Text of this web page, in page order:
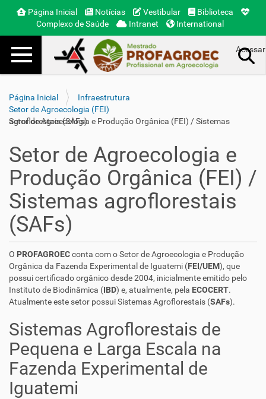
Página Inicial Notícias Vestibular
Biblioteca
Complexo de Saúde
Intranet International
Toggle navigation Acessar
Página Inicial
Infraestrutura
Setor de Agroecologia (FEI)
Setor de Agroecologia e Produção Orgânica (FEI) / Sistemas agroflorestais (SAFs)
Setor de Agroecologia e
Produção Orgânica (FEI) /
Sistemas agroflorestais
(SAFs)
O PROFAGROECconta com o Setor de Agroecologia e Produção
Orgânica da Fazenda Experimental de Iguatemi (FEI/UEM), que
possui certificado orgânico desde 2004, inicialmente emitido pelo
Instituto de Biodinâmica (IBD) e, atualmente, pela ECOCERT.
Atualmente este setor possui Sistemas Agroflorestais (SAFs).
Sistemas Agroflorestais de
Pequena e Larga Escala na
Fazenda Experimental de
Iguatemi